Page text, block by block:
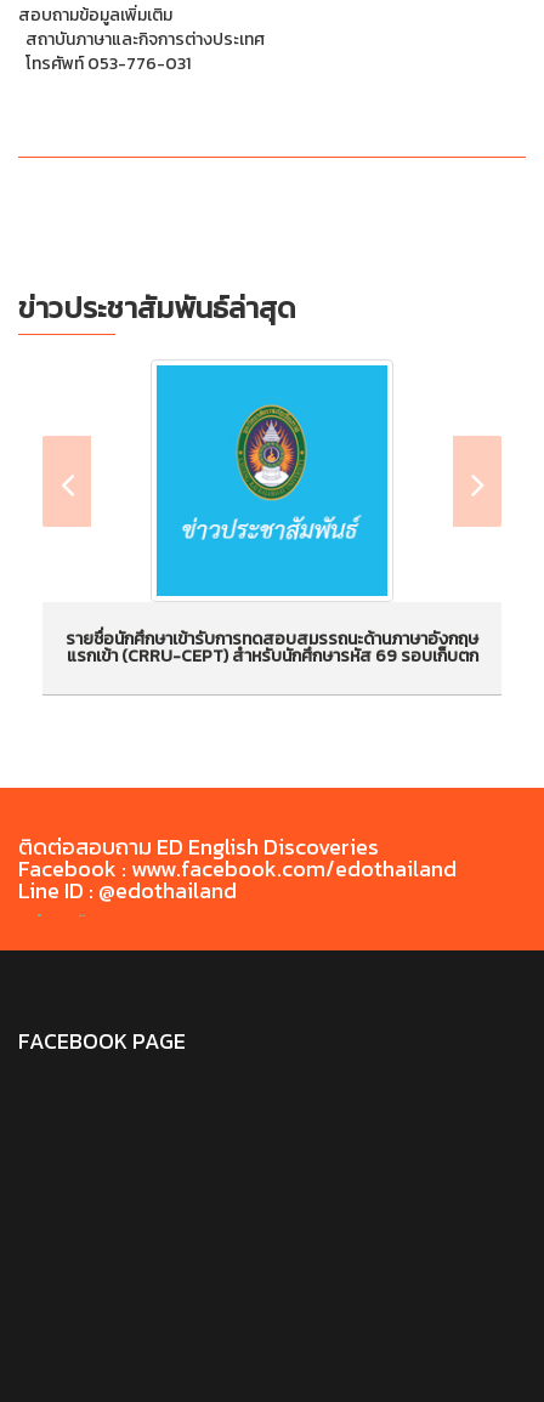
สอบถามข้อมูลเพิ่มเติม
สถาบันภาษาและกิจการต่างประเทศ
โทรศัพท์ 053-776-031
ข่าวประชาสัมพันธ์ล่าสุด
รายชื่อนักศึกษาเข้ารับการทดสอบสมรรถนะด้านภาษา
รายชื่อนักศึกษาเข้ารับการทดสอบสมรรถนะด้านภาษาอังกฤษ
แรกเข้า (CRRU-CEPT) สำหรับนักศึกษารหัส 69 รอบเก็บตก
ติดต่อสอบถาม ED English Discoveries
Facebook : www.facebook.com/edothailand
Line ID : @edothailand
FACEBOOK PAGE